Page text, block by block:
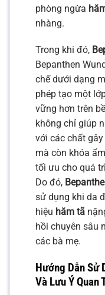
phòng ngừa
nhàng.
Trong khi đó,
Bepanthen
chế dưới dạng
phép tạo một
vững hơn trên
không chỉ giúp
với các chất
mà còn khóa
tối ưu cho quá
Do đó,
sử dụng khi da
hiệu hăm tã
hồi chuyên sâu
các bà mẹ.
Hướng Dẫn Sử
Và Lưu Ý Quan